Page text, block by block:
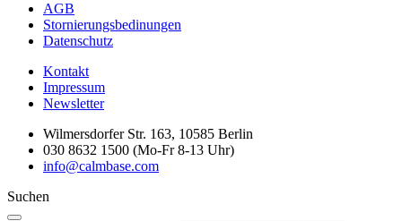
AGB
Stornierungsbedinungen
Datenschutz
Kontakt
Impressum
Newsletter
Wilmersdorfer Str. 163, 10585 Berlin
030 8632 1500 (Mo-Fr 8-13 Uhr)
info@calmbase.com
Suchen